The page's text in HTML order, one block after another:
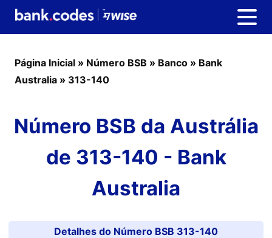
Página Inicial » Número BSB » Banco » Bank
Australia » 313-140
Número BSB da Austrália
de 313-140 - Bank
Australia
Detalhes do Número BSB 313-140